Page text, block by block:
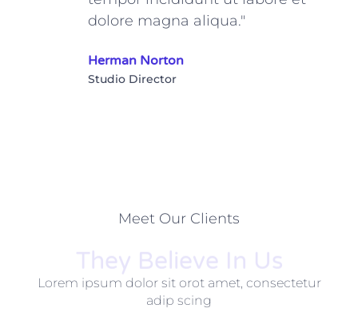
incididunt ut labore et
dolore magna aliqua."
Herman Norton
Studio Director
Meet Our Clients
They Believe In Us
Lorem ipsum dolor sit orot amet, consectetur
adip scing